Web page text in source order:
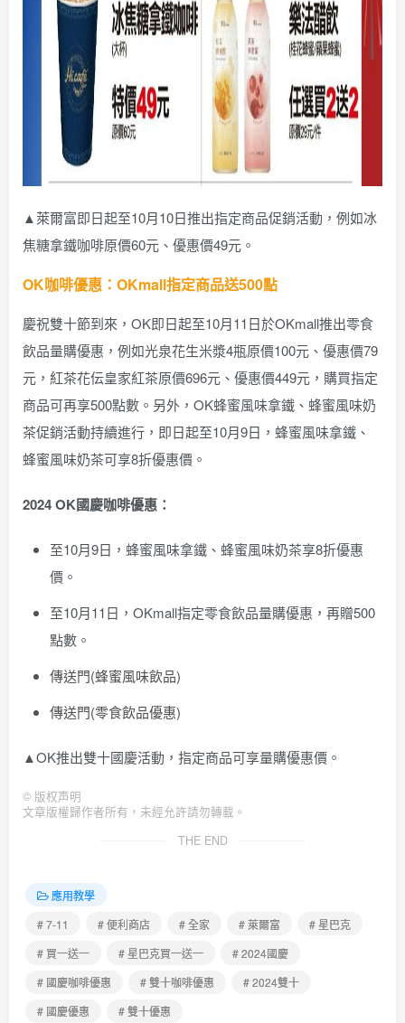
▲萊爾富即日起至10月10日推出指定商品促銷活動，例如冰
焦糖拿鐵咖啡原價60元、優惠價49元。
OK咖啡優惠：OKmall指定商品送500點
慶祝雙十節到來，OK即日起至10月11日於OKmall推出零食
飲品量購優惠，例如光泉花生米漿4瓶原價100元、優惠價79
元，紅茶花伝皇家紅茶原價696元、優惠價449元，購買指定
商品可再享500點數。另外，OK蜂蜜風味拿鐵、蜂蜜風味奶
茶促銷活動持續進行，即日起至10月9日，蜂蜜風味拿鐵、
蜂蜜風味奶茶可享8折優惠價。
2024 OK國慶咖啡優惠：
至10月9日，蜂蜜風味拿鐵、蜂蜜風味奶茶享8折優惠
價。
至10月11日，OKmall指定零食飲品量購優惠，再贈500
點數。
傳送門(蜂蜜風味飲品)
傳送門(零食飲品優惠)
▲OK推出雙十國慶活動，指定商品可享量購優惠價。
© 版权声明
文章版權歸作者所有，未經允許請勿轉載。
THE END
應用教學
# 7-11
# 便利商店 # 全家 # 萊爾富
# 星巴克
# 買一送一
# 星巴克買一送一
# 2024國慶
# 國慶咖啡優惠
# 雙十咖啡優惠
# 2024雙十
# 國慶優惠
# 雙十優惠